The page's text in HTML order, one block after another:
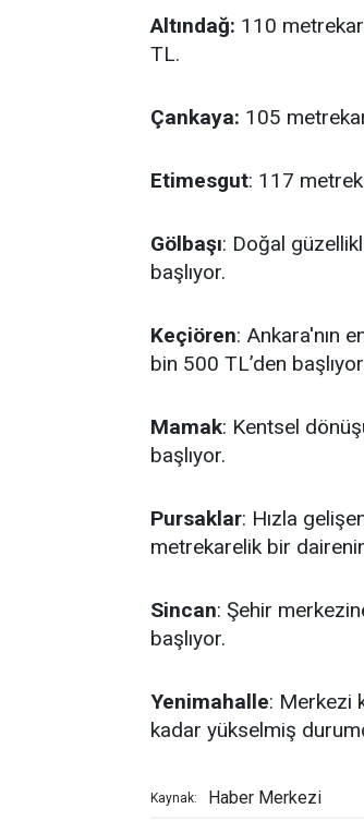
Altındağ: 110
TL.
Çankaya: 105
Etimesgut: 117
Gölbaşı: Doğal
başlıyor.
Keçiören: Ankara'nın
bin 500 TL’den
Mamak: Kentsel
başlıyor.
Pursaklar: Hızla
metrekarelik bir
Sincan: Şehir
başlıyor.
Yenimahalle: Merkezi
kadar yükselmiş
Kaynak: Haber Merkezi